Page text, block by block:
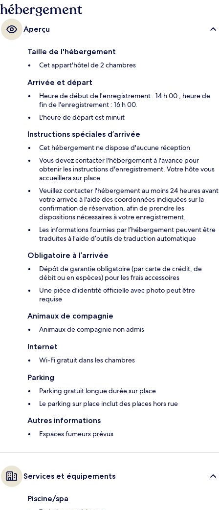
hébergement
Aperçu
Taille de l'hébergement
Cet appart'hôtel de 2 chambres
Arrivée et départ
Heure de début de l'enregistrement : 14 h 00 ; heure de
fin de l'enregistrement : 16 h 00.
L'heure de départ est minuit
Instructions spéciales d’arrivée
Cet hébergement ne dispose d'aucune réception
Vous devez contacter l'hébergement à l'avance pour
obtenir les instructions d'enregistrement. Votre hôte vous
accueillera sur place.
Veuillez contacter l'hébergement au moins 24 heures avant
votre arrivée à l'aide des coordonnées indiquées sur la
confirmation de réservation, afin de prendre les
dispositions nécessaires à votre enregistrement.
Les informations fournies par l’hébergement peuvent être
traduites à l’aide d’outils de traduction automatique
Obligatoire à l’arrivée
Dépôt de garantie obligatoire (par carte de crédit, de
débit ou en espèces) pour les frais accessoires
Une pièce d'identité officielle avec photo peut être
requise
Animaux de compagnie
Animaux de compagnie non admis
Internet
Wi-Fi gratuit dans les chambres
Parking
Parking gratuit longue durée sur place
Le parking sur place inclut des places hors rue
Autres informations
Espaces fumeurs prévus
Services et équipements
Piscine/spa